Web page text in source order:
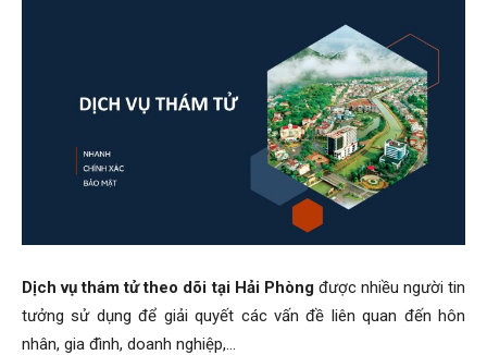
phong
Dịch vụ thám tử theo dõi tại Hải Phòngđược nhiều người tin
tưởng sử dụng để giải quyết các vấn đề liên quan đến hôn
nhân, gia đình, doanh nghiệp,…